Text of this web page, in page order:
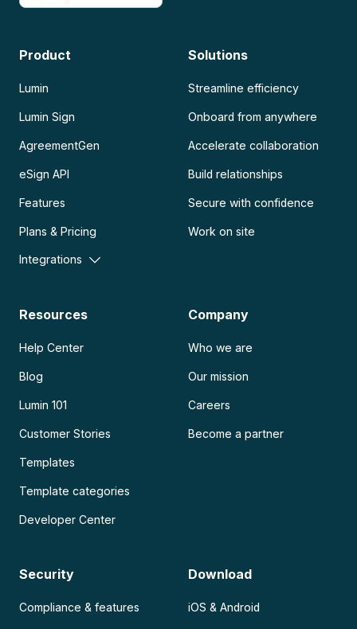
Product
Lumin
Lumin Sign
AgreementGen
eSign API
Features
Plans & Pricing
Integrations
Solutions
Streamline efficiency
Onboard from anywhere
Accelerate collaboration
Build relationships
Secure with confidence
Work on site
Resources
Help Center
Blog
Lumin 101
Customer Stories
Templates
Template categories
Developer Center
Company
Who we are
Our mission
Careers
Become a partner
Security
Compliance & features
Download
iOS & Android